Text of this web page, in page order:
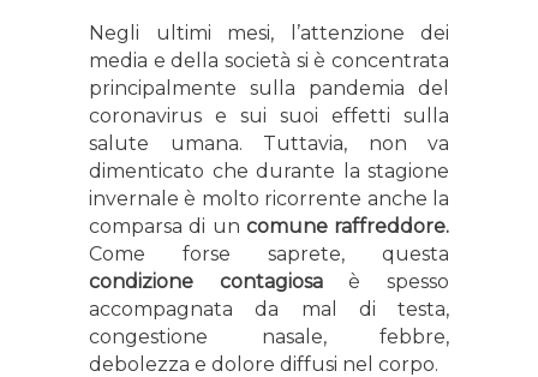
Negli ultimi mesi, l’attenzione dei
media e della società si è concentrata
principalmente sulla pandemia del
coronavirus e sui suoi effetti sulla
salute umana. Tuttavia, non va
dimenticato che durante la stagione
invernale è molto ricorrente anche la
comparsa di un comune raffreddore.
Come forse saprete, questa
condizione contagiosaè spesso
accompagnata da mal di testa,
congestione nasale, febbre,
debolezza e dolore diffusi nel corpo.